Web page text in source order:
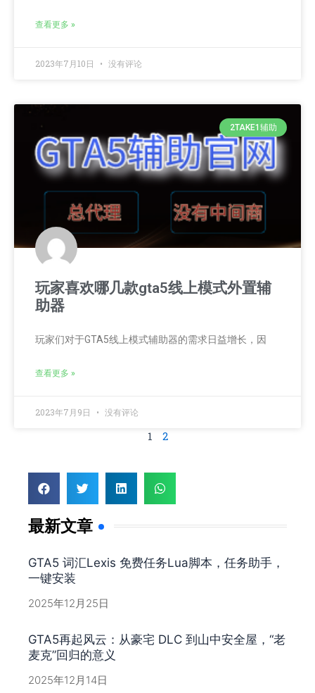
查看更多 »
2023年7月10日 没有评论
2TAKE1辅助
玩家喜欢哪几款gta5线上模式外置辅
助器
玩家们对于GTA5线上模式辅助器的需求日益增长，因
查看更多 »
2023年7月9日 没有评论
1 2
最新文章
GTA5 词汇Lexis 免费任务Lua脚本，任务助手，
一键安装
2025年12月25日
GTA5再起风云：从豪宅 DLC 到山中安全屋，“老
麦克”回归的意义
2025年12月14日